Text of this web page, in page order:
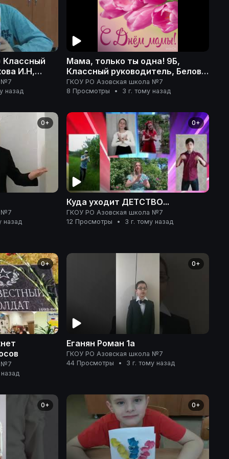
Классный
И.Н,
Н.С
№7
назад
Мама, только ты одна! 9Б,
Классный руководитель, Белова
Л.Г Воспитатель Гуровская О.В
ГКОУ РО Азовская школа №7
8 Просмотры
• 3 г. тому назад
0+
№7
назад
0+
Куда уходит ДЕТСТВО...
ГКОУ РО Азовская школа №7
12 Просмотры
• 3 г. тому назад
0+
№7
0+
Еганян Роман 1а
ГКОУ РО Азовская школа №7
44 Просмотры
• 3 г. тому назад
0+ 0+